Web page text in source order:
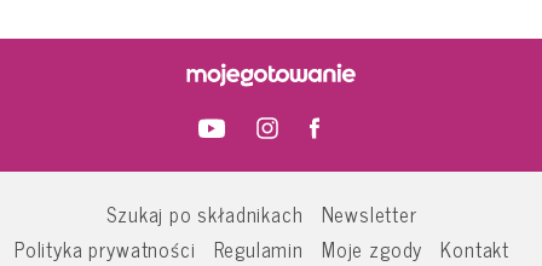
Szukaj po składnikach
Newsletter
Polityka prywatności
Regulamin Moje zgody Kontakt